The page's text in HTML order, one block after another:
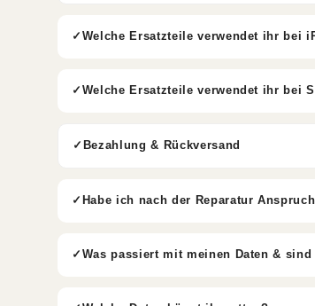
Welche Ersatzteile verwendet ihr bei
Welche Ersatzteile verwendet ihr bei
Bezahlung & Rückversand
Habe ich nach der Reparatur
Was passiert mit meinen Daten &